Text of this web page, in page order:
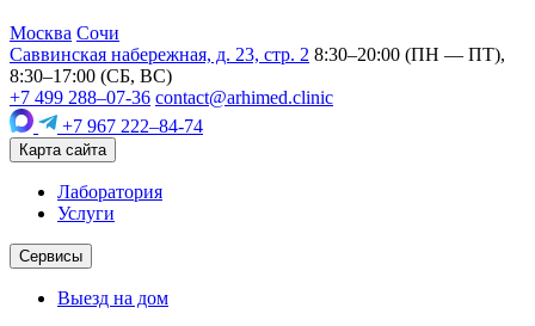
Москва Сочи
Саввинская набережная, д. 23, стр. 2 8:30–20:00 (ПН — ПТ),
8:30–17:00 (СБ, ВС)
+7 499 288–07-36 contact@arhimed.clinic
+7 967 222–84-74
Карта сайта
Лаборатория
Услуги
Сервисы
Выезд на дом